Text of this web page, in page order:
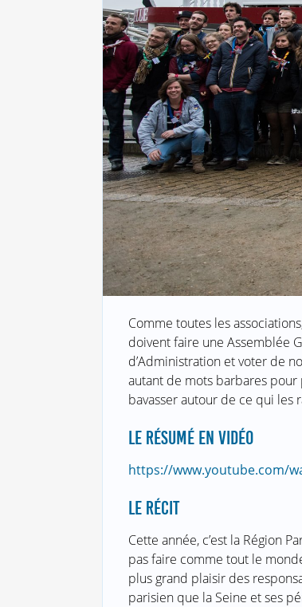
Comme toutes les
doivent faire une Assemblée
d’Administration et voter de
autant de mots barbares
bavasser autour de ce qui les
LE RÉSUMÉ EN VIDÉO
https://www.youtube.com/
LE RÉCIT
Cette année, c’est la Région
pas faire comme tout le
plus grand plaisir des
parisien que la Seine et ses